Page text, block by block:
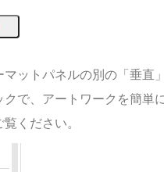
ットパネルの別の「垂
で、アートワークを簡
ください。